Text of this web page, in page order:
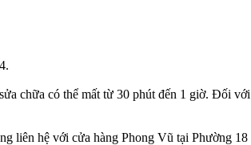
chữa có thể mất từ 30 phút đến 1 giờ. Đối
liên hệ với cửa hàng Phong Vũ tại Phường 18